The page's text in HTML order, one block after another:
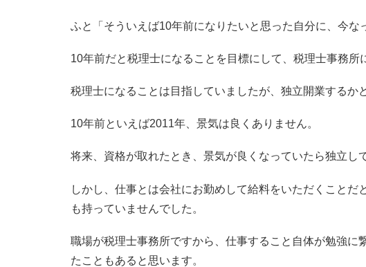
ふと「そういえば10年前になりたいと思った自分に、今な
10年前だと税理士になることを目標にして、税理士事務所
税理士になることは目指していましたが、独立開業するか
10年前といえば2011年、景気は良くありません。
将来、資格が取れたとき、景気が良くなっていたら独立し
しかし、仕事とは会社にお勤めして給料をいただくことだ
も持っていませんでした。
職場が税理士事務所ですから、仕事すること自体が勉強に
たこともあると思います。